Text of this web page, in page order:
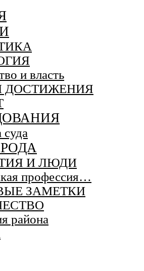
и власть
суда
И ЛЮДИ
профессия…
ЗАМЕТКИ
района